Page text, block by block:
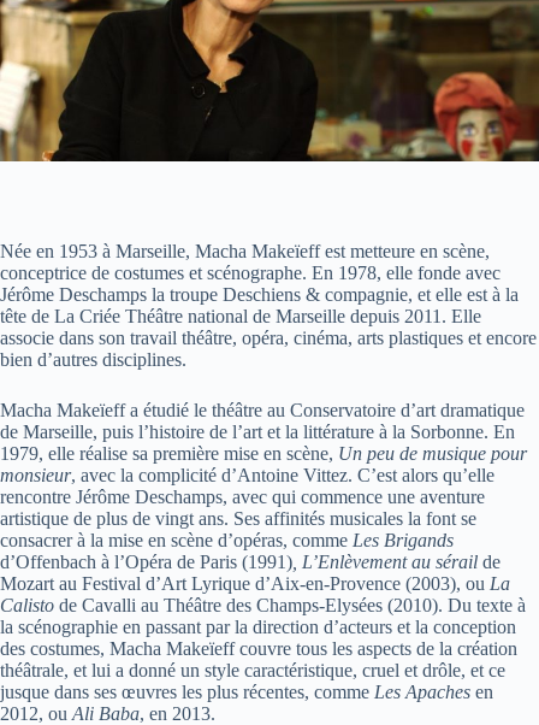
Née en 1953 à Marseille, Macha Makeïeff est metteure en scène,
conceptrice de costumes et scénographe. En 1978, elle fonde avec
Jérôme Deschamps la troupe Deschiens & compagnie, et elle est à la
tête de La Criée Théâtre national de Marseille depuis 2011. Elle
associe dans son travail théâtre, opéra, cinéma, arts plastiques et encore
bien d’autres disciplines.
Macha Makeïeff a étudié le théâtre au Conservatoire d’art dramatique
de Marseille, puis l’histoire de l’art et la littérature à la Sorbonne. En
1979, elle réalise sa première mise en scène, Un peu de musique pour
monsieur, avec la complicité d’Antoine Vittez. C’est alors qu’elle
rencontre Jérôme Deschamps, avec qui commence une aventure
artistique de plus de vingt ans. Ses affinités musicales la font se
consacrer à la mise en scène d’opéras, comme Les Brigands
d’Offenbach à l’Opéra de Paris (1991) , L’Enlèvement au sérail de
Mozart au Festival d’Art Lyrique d’Aix-en-Provence (2003), ou La
Calisto de Cavalli au Théâtre des Champs-Elysées (2010). Du texte à
la scénographie en passant par la direction d’acteurs et la conception
des costumes, Macha Makeïeff couvre tous les aspects de la création
théâtrale, et lui a donné un style caractéristique, cruel et drôle, et ce
jusque dans ses œuvres les plus récentes, comme Les Apaches en
2012, ou Ali Baba, en 2013.